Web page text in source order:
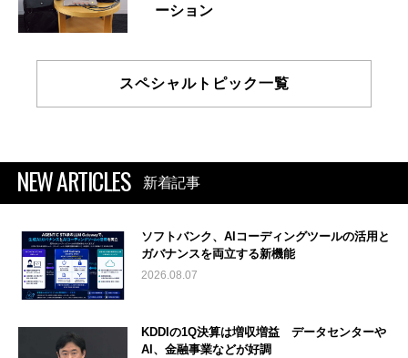
ーション
スペシャルトピック一覧
NEW ARTICLES 新着記事
ソフトバンク、AIコーディングツールの活用と
ガバナンスを両立する新機能
2026.08.07
KDDIの1Q決算は増収増益 データセンターや
AI、金融事業などが好調